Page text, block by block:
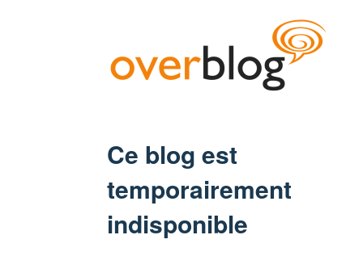
Ce blog est
temporairement
indisponible